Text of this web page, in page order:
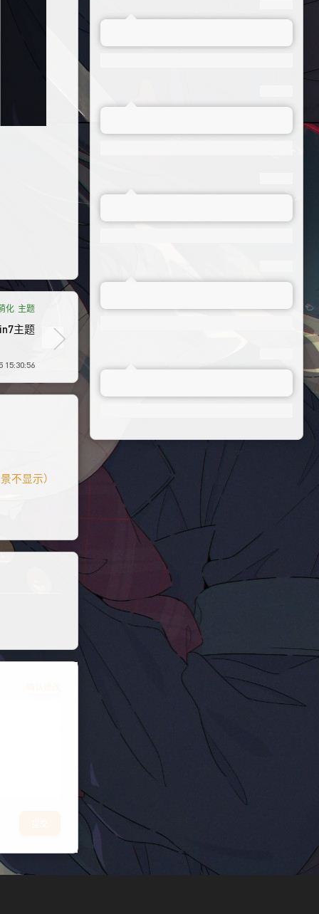
化 主题
主题
15:30:56
不显示）